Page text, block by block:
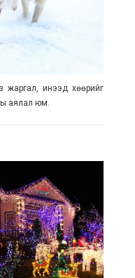
жаргал, инээд хөөрийг
аялал юм.